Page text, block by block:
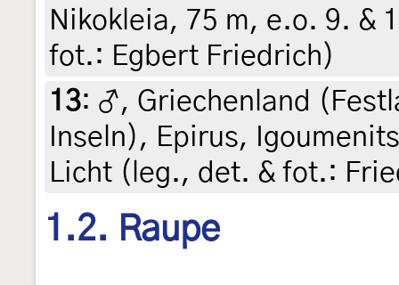
Nikokleia, 75 m, e.o. 9. &
fot.: Egbert Friedrich)
13: ♂, Griechenland
Inseln), Epirus,
Licht (leg., det. & fot.:
1.2. Raupe